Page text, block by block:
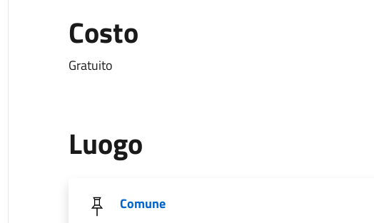
Costo
Gratuito
Luogo
Comune